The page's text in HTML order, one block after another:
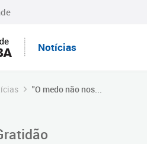
Notícias
"O medo não nos...